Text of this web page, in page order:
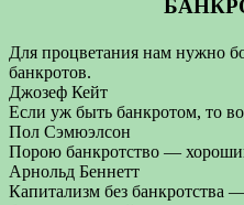
Для процветания нам нужно
банкротов.
Джозеф Кейт
Если уж быть банкротом, то
Пол Сэмюэлсон
Порою банкротство —
Арнольд Беннетт
Капитализм без банкротства